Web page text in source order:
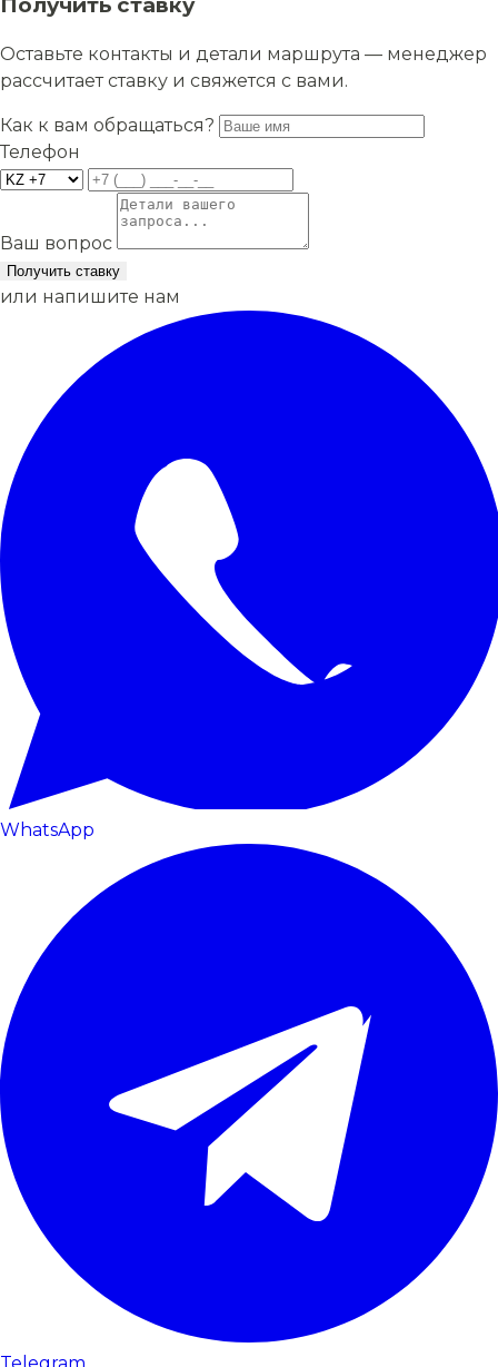
Оставьте контакты и детали маршрута — менеджер
рассчитает ставку и свяжется с вами.
Как к вам обращаться?
Телефон
Ваш вопрос
Получить ставку
или напишите нам
WhatsApp